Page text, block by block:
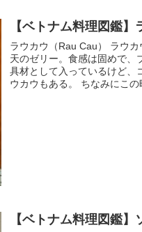
【ベトナム料理図鑑】
ラウカウ（Rau Cau） ラウ
天のゼリー。食感は固めで、
具材として入っているけど、
ウカウもある。 ちなみにこの
【ベトナム料理図鑑】